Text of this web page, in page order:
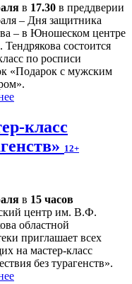
в 17.30 в преддверии
– Дня защитника
– в Юношеском центре
состоится
по росписи
«Подарок с мужским
класс
12+
в 15 часов
центр им. В.Ф.
областной
приглашает всех
на мастер-класс
без турагенств».